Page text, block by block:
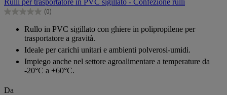
5
stelle.
Rulli per trasportatore in PVC sigillato - Confezione rulli
(0)
0.0
Rullo in PVC sigillato con ghiere in polipropilene per
trasportatore a gravità.
Ideale per carichi unitari e ambienti polverosi-umidi.
Impiego anche nel settore agroalimentare a temperature da
-20°C a +60°C.
Da